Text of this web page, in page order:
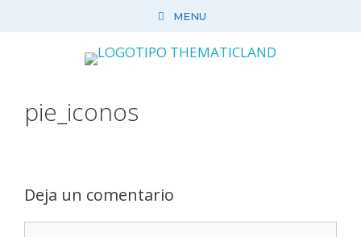
MENU
pie_iconos
Deja un comentario